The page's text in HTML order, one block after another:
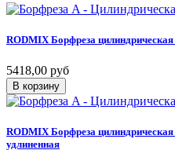
RODMIX Борфреза цилиндрическая
5418,00 руб
В корзину
RODMIX Борфреза цилиндрическая
удлиненная